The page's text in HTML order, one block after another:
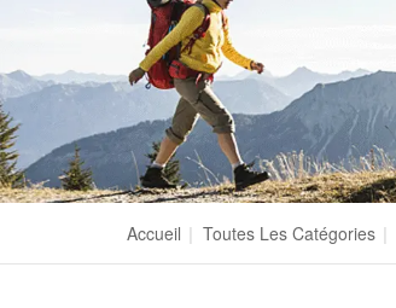
Accueil | Toutes Les Catégories |